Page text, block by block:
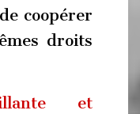
coopérer
droits
et